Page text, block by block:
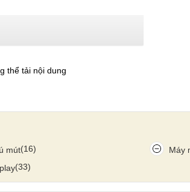
thể tải nội dung
mút(16) Máy
(33)